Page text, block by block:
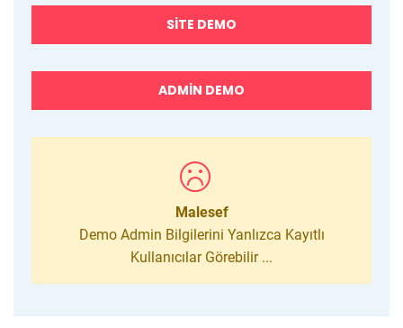
SITE DEMO
ADMIN DEMO
Malesef
Demo Admin Bilgilerini Yanlızca Kayıtlı
Kullanıcılar Görebilir ...